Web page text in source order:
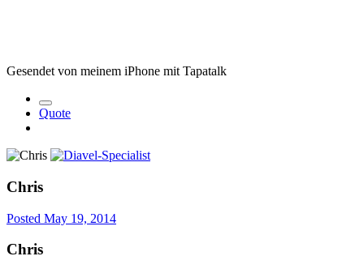
Gesendet von meinem iPhone mit Tapatalk
Quote
Chris
Posted May 19, 2014
Chris